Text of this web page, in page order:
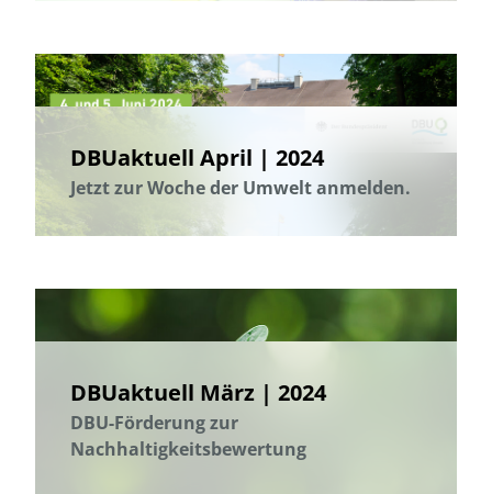
DBUaktuell April | 2024
Jetzt zur Woche der Umwelt anmelden.
DBUaktuell März | 2024
DBU-Förderung zur
Nachhaltigkeitsbewertung